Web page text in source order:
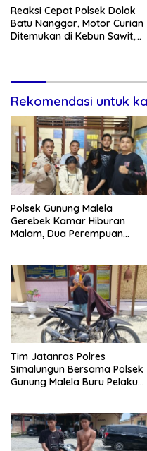
Reaksi Cepat Polsek Dolok
Batu Nanggar, Motor Curian
Ditemukan di Kebun Sawit,
Rekomendasi untuk
Polsek Gunung Malela
Gerebek Kamar Hiburan
Malam, Dua Perempuan
Tim Jatanras Polres
Simalungun Bersama Polsek
Gunung Malela Buru Pelaku
Tersangka